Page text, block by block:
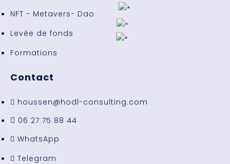
NFT - Metavers- Dao
Levée de fonds
Formations
Contact
houssen@hodl-consulting.com
06 27 75 88 44
WhatsApp
Telegram